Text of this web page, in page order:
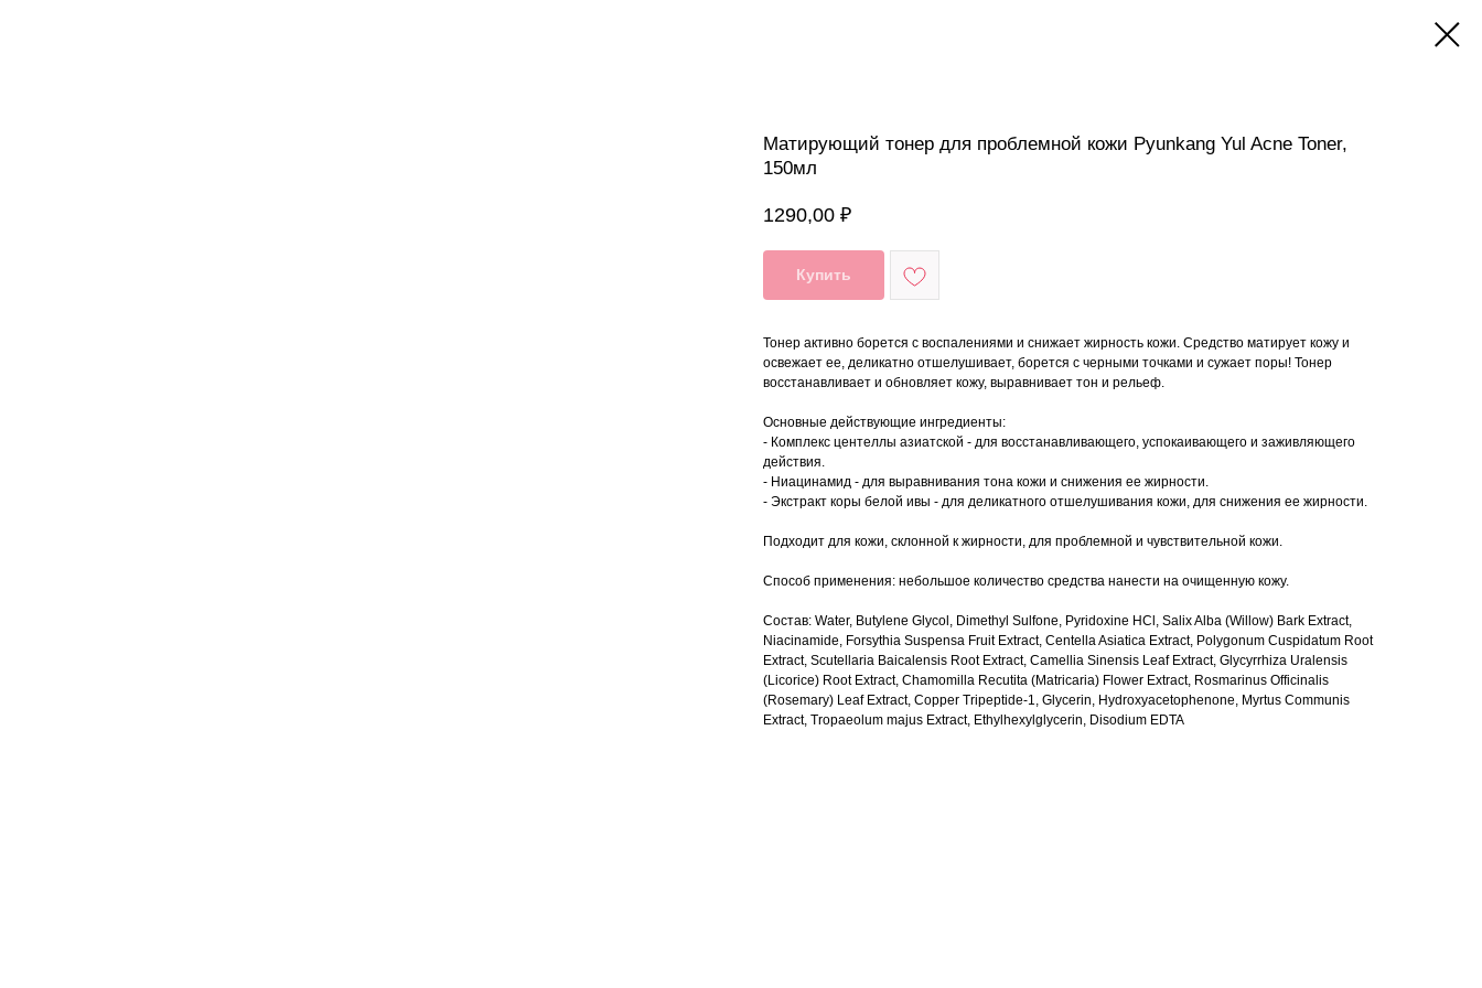
Матирующий тонер для проблемной кожи Pyunkang Yul Acne Toner,
150мл
1290,00 ₽
Купить
Тонер активно борется с воспалениями и снижает жирность кожи. Средство матирует кожу и
освежает ее, деликатно отшелушивает, борется с черными точками и сужает поры! Тонер
восстанавливает и обновляет кожу, выравнивает тон и рельеф.
Основные действующие ингредиенты:
- Комплекс центеллы азиатской - для восстанавливающего, успокаивающего и заживляющего
действия.
- Ниацинамид - для выравнивания тона кожи и снижения ее жирности.
- Экстракт коры белой ивы - для деликатного отшелушивания кожи, для снижения ее жирности.
Подходит для кожи, склонной к жирности, для проблемной и чувствительной кожи.
Способ применения: небольшое количество средства нанести на очищенную кожу.
Состав: Water, Butylene Glycol, Dimethyl Sulfone, Pyridoxine HCl, Salix Alba (Willow) Bark Extract,
Niacinamide, Forsythia Suspensa Fruit Extract, Centella Asiatica Extract, Polygonum Cuspidatum Root
Extract, Scutellaria Baicalensis Root Extract, Camellia Sinensis Leaf Extract, Glycyrrhiza Uralensis
(Licorice) Root Extract, Chamomilla Recutita (Matricaria) Flower Extract, Rosmarinus Officinalis
(Rosemary) Leaf Extract, Copper Tripeptide-1, Glycerin, Hydroxyacetophenone, Myrtus Communis
Extract, Tropaeolum majus Extract, Ethylhexylglycerin, Disodium EDTA